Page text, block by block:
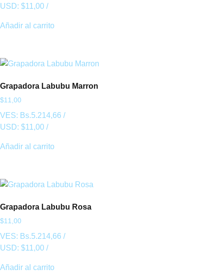
USD: $11,00 /
Añadir al carrito
Grapadora Labubu Marron
$11,00
VES: Bs.5.214,66 /
USD: $11,00 /
Añadir al carrito
Grapadora Labubu Rosa
$11,00
VES: Bs.5.214,66 /
USD: $11,00 /
Añadir al carrito